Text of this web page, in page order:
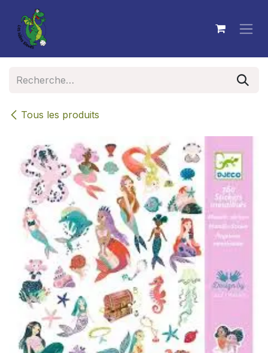
Se rendre au contenu
Tous les produits